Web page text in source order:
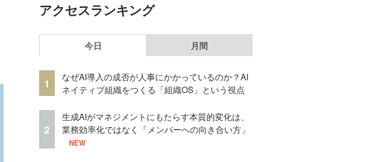
アクセスランキング
今日 月間
1
なぜAI導入の成否が人事にかかっているのか？AI
ネイティブ組織をつくる「組織OS」という視点
2
生成AIがマネジメントにもたらす本質的変化は、
業務効率化ではなく「メンバーへの向き合い方」
NEW